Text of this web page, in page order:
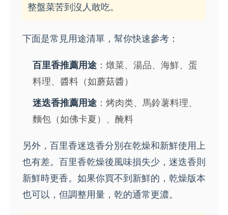
整盤菜苦到沒人敢吃。
下面是常見用途清單，幫你快速參考：
百里香推薦用途 ：燉菜、湯品、海鮮、蛋
料理、醬料（如蘑菇醬）
迷迭香推薦用途 ：烤肉类、馬鈴薯料理、
麵包（如佛卡夏）、醃料
另外，百里香迷迭香分別在乾燥和新鮮使用上
也有差。百里香乾燥後風味損失少，迷迭香則
新鮮時更香。如果你買不到新鮮的，乾燥版本
也可以，但調整用量，乾的通常更濃。